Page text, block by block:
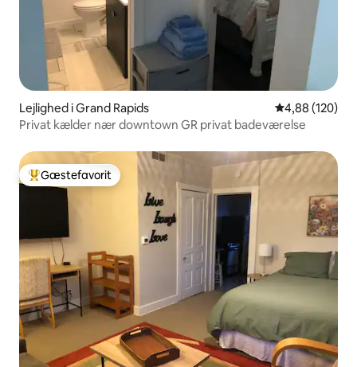
Lejlighed i Grand Rapids 4,88 ud af 5 i
4,88 (120)
Privat kælder nær downtown GR privat badeværelse
Bedste gæstefavorit
Gæstefavorit